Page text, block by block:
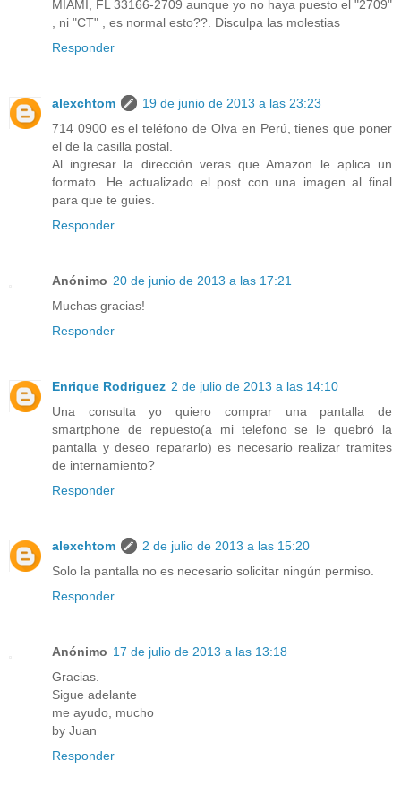
MIAMI, FL 33166-2709 aunque yo no haya puesto el "2709"
, ni "CT" , es normal esto??. Disculpa las molestias
Responder
alexchtom
19 de junio de 2013 a las 23:23
714 0900 es el teléfono de Olva en Perú, tienes que poner
el de la casilla postal.
Al ingresar la dirección veras que Amazon le aplica un
formato. He actualizado el post con una imagen al final
para que te guies.
Responder
Anónimo 20 de junio de 2013 a las 17:21
Muchas gracias!
Responder
Enrique Rodriguez 2 de julio de 2013 a las 14:10
Una consulta yo quiero comprar una pantalla de
smartphone de repuesto(a mi telefono se le quebró la
pantalla y deseo repararlo) es necesario realizar tramites
de internamiento?
Responder
alexchtom
2 de julio de 2013 a las 15:20
Solo la pantalla no es necesario solicitar ningún permiso.
Responder
Anónimo 17 de julio de 2013 a las 13:18
Gracias.
Sigue adelante
me ayudo, mucho
by Juan
Responder